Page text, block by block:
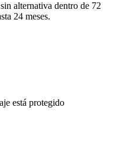
alternativa dentro de 72
24 meses.
está protegido